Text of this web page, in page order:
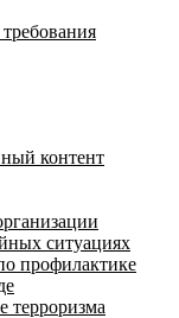
контент
ситуациях
профилактике
терроризма